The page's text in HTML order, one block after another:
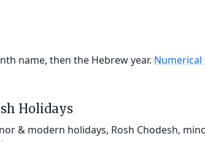
name, then the Hebrew year. Numerical
Holidays
& modern holidays, Rosh Chodesh,